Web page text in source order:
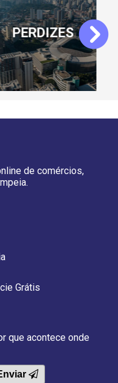
LAPA Next
de comércios,
Grátis
que acontece onde